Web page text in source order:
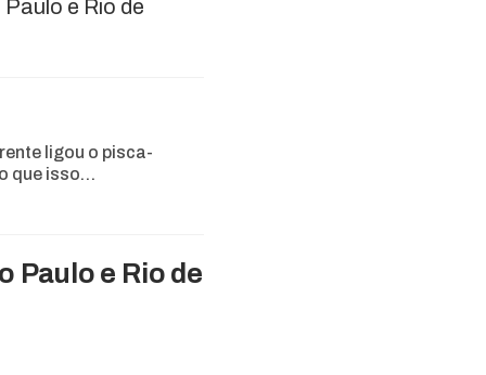
e Rio de
ligou o pisca-
que isso…
Paulo e Rio de